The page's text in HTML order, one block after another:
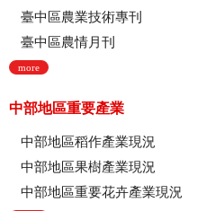
臺中區農業技術專刊
臺中區農情月刊
more
中部地區重要產業
中部地區稻作產業現況
中部地區果樹產業現況
中部地區重要花卉產業現況